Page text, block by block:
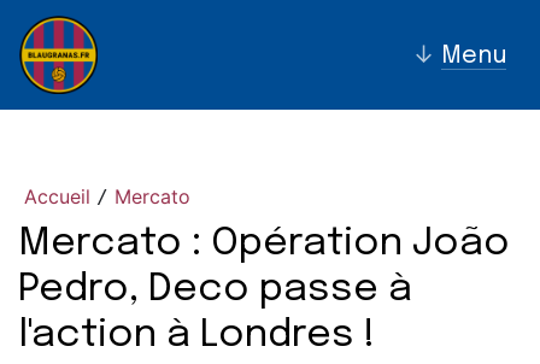
↓ Menu
Accueil / Mercato
Mercato : Opération João
Pedro, Deco passe à
l'action à Londres !